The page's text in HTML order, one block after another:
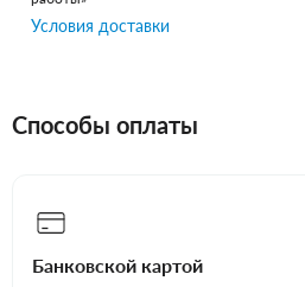
Условия доставки
Способы оплаты
Банковской картой